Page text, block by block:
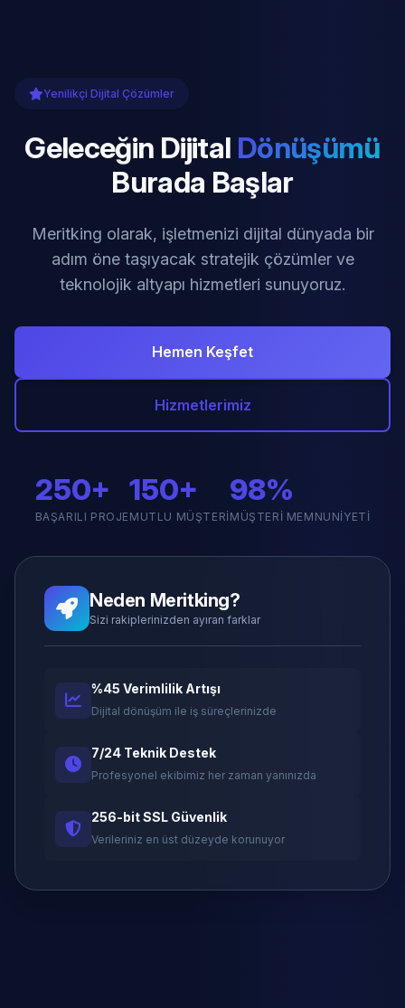
Yenilikçi Dijital Çözümler
Geleceğin Dijital Dönüşümü
Burada Başlar
Meritking olarak, işletmenizi dijital dünyada bir
adım öne taşıyacak stratejik çözümler ve
teknolojik altyapı hizmetleri sunuyoruz.
Hemen Keşfet
Hizmetlerimiz
250+
BAŞARILI PROJE
150+
MUTLU MÜŞTERI
98%
MÜŞTERI MEMNUNIYETI
Neden Meritking?
Sizi rakiplerinizden ayıran farklar
%45 Verimlilik Artışı
Dijital dönüşüm ile iş süreçlerinizde
7/24 Teknik Destek
Profesyonel ekibimiz her zaman yanınızda
256-bit SSL Güvenlik
Verileriniz en üst düzeyde korunuyor